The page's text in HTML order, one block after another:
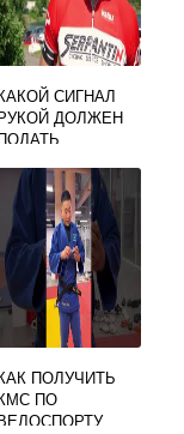
СИГНАЛ
ДОЛЖЕН
ЧТОБЫ
ОБОЗНАЧИТЬ
ОСТАНОВКУ
ВЫБЕРИТЕ ОДИН
ОТВЕТ
ПОЛУЧИТЬ
ПО